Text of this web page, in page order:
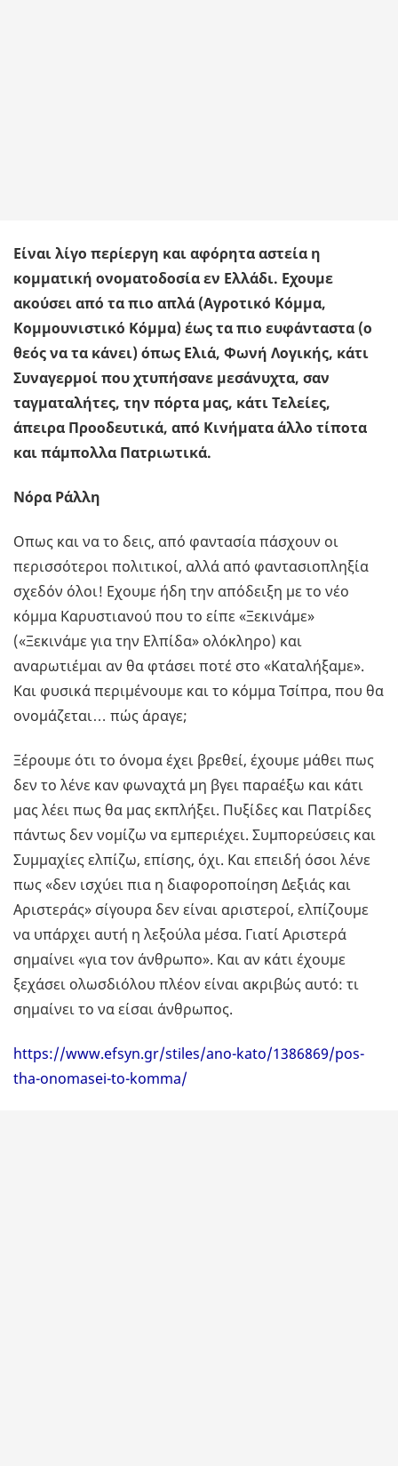
Είναι λίγο περίεργη και αφόρητα αστεία η
κομματική ονοματοδοσία εν Ελλάδι. Εχουμε
ακούσει από τα πιο απλά (Αγροτικό Κόμμα,
Κομμουνιστικό Κόμμα) έως τα πιο ευφάνταστα (ο
θεός να τα κάνει) όπως Ελιά, Φωνή Λογικής, κάτι
Συναγερμοί που χτυπήσανε μεσάνυχτα, σαν
ταγματαλήτες, την πόρτα μας, κάτι Τελείες,
άπειρα Προοδευτικά, από Κινήματα άλλο τίποτα
και πάμπολλα Πατριωτικά.
Νόρα Ράλλη
Οπως και να το δεις, από φαντασία πάσχουν οι
περισσότεροι πολιτικοί, αλλά από φαντασιοπληξία
σχεδόν όλοι! Εχουμε ήδη την απόδειξη με το νέο
κόμμα Καρυστιανού που το είπε «Ξεκινάμε»
(«Ξεκινάμε για την Ελπίδα» ολόκληρο) και
αναρωτιέμαι αν θα φτάσει ποτέ στο «Καταλήξαμε».
Και φυσικά περιμένουμε και το κόμμα Τσίπρα, που θα
ονομάζεται… πώς άραγε;
Ξέρουμε ότι το όνομα έχει βρεθεί, έχουμε μάθει πως
δεν το λένε καν φωναχτά μη βγει παραέξω και κάτι
μας λέει πως θα μας εκπλήξει. Πυξίδες και Πατρίδες
πάντως δεν νομίζω να εμπεριέχει. Συμπορεύσεις και
Συμμαχίες ελπίζω, επίσης, όχι. Και επειδή όσοι λένε
πως «δεν ισχύει πια η διαφοροποίηση Δεξιάς και
Αριστεράς» σίγουρα δεν είναι αριστεροί, ελπίζουμε
να υπάρχει αυτή η λεξούλα μέσα. Γιατί Αριστερά
σημαίνει «για τον άνθρωπο». Και αν κάτι έχουμε
ξεχάσει ολωσδιόλου πλέον είναι ακριβώς αυτό: τι
σημαίνει το να είσαι άνθρωπος.
https://www.efsyn.gr/stiles/ano-kato/1386869/pos-
tha-onomasei-to-komma/